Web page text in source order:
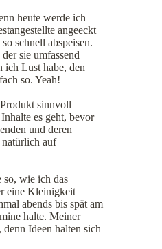
heute werde ich
angeeckt
schnell abspeisen.
sie umfassend
Lust habe, den
so. Yeah!
sinnvoll
es geht, bevor
und deren
natürlich auf
so, wie ich das
eine Kleinigkeit
abends bis spät am
halte. Meiner
Ideen halten sich